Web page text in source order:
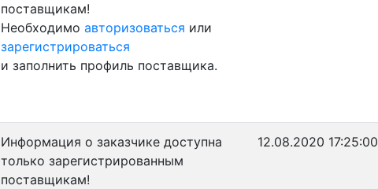
поставщикам!
Необходимо авторизоваться или
зарегистрироваться
и заполнить профиль поставщика.
Информация о заказчике доступна
только зарегистрированным
поставщикам!
12.08.2020 17:25:00